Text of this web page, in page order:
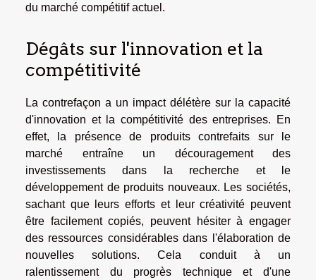
du marché compétitif actuel.
Dégâts sur l'innovation et la
compétitivité
La contrefaçon a un impact délétère sur la capacité
d'innovation et la compétitivité des entreprises. En
effet, la présence de produits contrefaits sur le
marché entraîne un découragement des
investissements dans la recherche et le
développement de produits nouveaux. Les sociétés,
sachant que leurs efforts et leur créativité peuvent
être facilement copiés, peuvent hésiter à engager
des ressources considérables dans l'élaboration de
nouvelles solutions. Cela conduit à un
ralentissement du progrès technique et d'une